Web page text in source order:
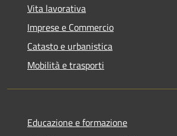
Vita lavorativa
Imprese e Commercio
Catasto e urbanistica
Mobilità e trasporti
Educazione e formazione